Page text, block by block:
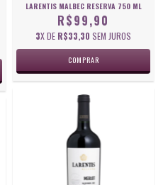
LARENTIS MALBEC RESERVA 750 ML
R$99,90
3X DE R$33,30 SEM JUROS